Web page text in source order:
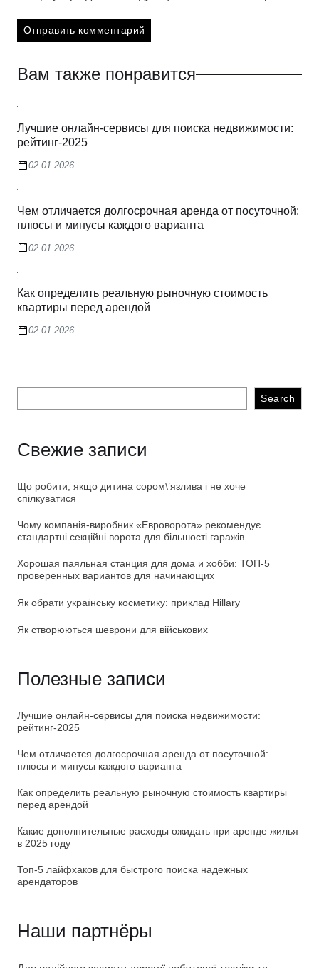
Вам также понравится
Лучшие онлайн-сервисы для поиска недвижимости:
рейтинг-2025
02.01.2026
Чем отличается долгосрочная аренда от посуточной:
плюсы и минусы каждого варианта
02.01.2026
Как определить реальную рыночную стоимость
квартиры перед арендой
02.01.2026
Search
Свежие записи
Що робити, якщо дитина сором\’язлива і не хоче
спілкуватися
Чому компанія-виробник «Евроворота» рекомендує
стандартні секційні ворота для більшості гаражів
Хорошая паяльная станция для дома и хобби: ТОП-5
проверенных вариантов для начинающих
Як обрати українську косметику: приклад Hillary
Як створюються шеврони для військових
Полезные записи
Лучшие онлайн-сервисы для поиска недвижимости:
рейтинг-2025
Чем отличается долгосрочная аренда от посуточной:
плюсы и минусы каждого варианта
Как определить реальную рыночную стоимость квартиры
перед арендой
Какие дополнительные расходы ожидать при аренде жилья
в 2025 году
Топ-5 лайфхаков для быстрого поиска надежных
арендаторов
Наши партнёры